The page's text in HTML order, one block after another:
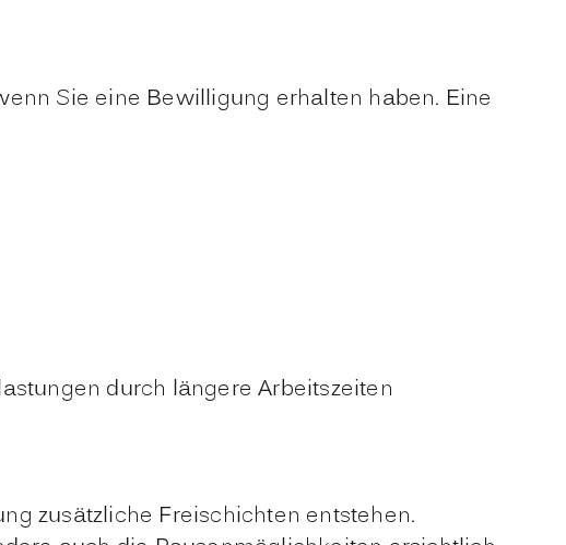
Sie eine Bewilligung erhalten haben. Eine
durch längere Arbeitszeiten
zusätzliche Freischichten entstehen.